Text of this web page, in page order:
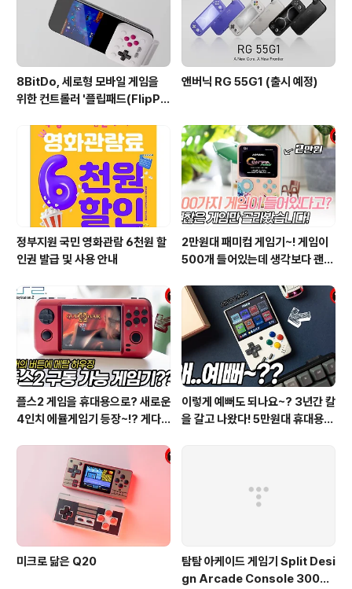
8BitDo, 세로형 모바일 게임을
위한 컨트롤러 '플립패드(FlipPa
앤버닉 RG 55G1 (출시 예정)
정부지원 국민 영화관람 6천원 할
인권 발급 및 사용 안내
2만원대 패미컴 게임기~! 게임이
500개 들어있는데 생각보다 괜찮
플스2 게임을 휴대용으로? 새로운
4인치 에뮬게임기 등장~!? 게다
이렇게 예뻐도 되나요~? 3년간 칼
을 갈고 나왔다! 5만원대 휴대용
미크로 닮은 Q20
탐탐 아케이드 게임기 Split Desi
gn Arcade Console 3003 i